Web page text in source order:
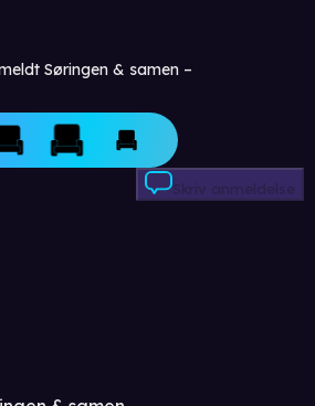
Søringen & samen –
Skriv anmeldelse